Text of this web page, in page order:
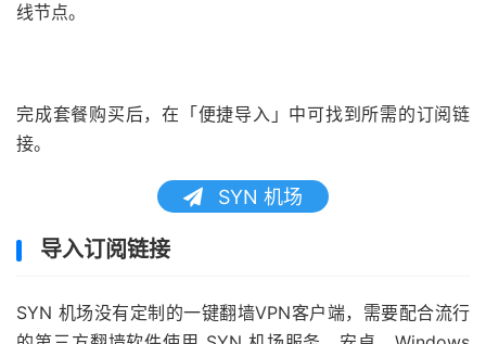
线节点。
完成套餐购买后，在「便捷导入」中可找到所需的订阅链
接。
SYN 机场
导入订阅链接
SYN 机场没有定制的一键翻墙VPN客户端，需要配合流行